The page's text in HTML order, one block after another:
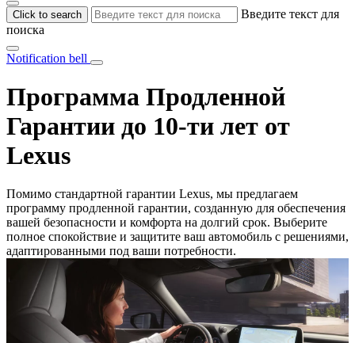
Click to search
Введите текст для
поиска
Notification bell
Программа Продленной
Гарантии до 10-ти лет от
Lexus
Помимо стандартной гарантии Lexus, мы предлагаем
программу продленной гарантии, созданную для обеспечения
вашей безопасности и комфорта на долгий срок. Выберите
полное спокойствие и защитите ваш автомобиль с решениями,
адаптированными под ваши потребности.